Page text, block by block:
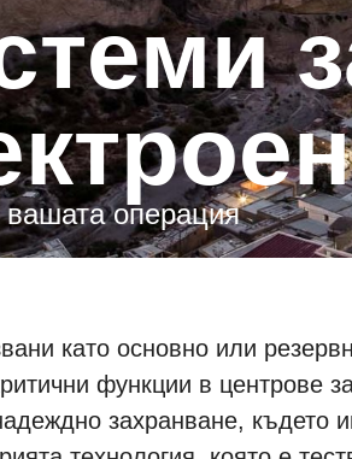
вашата операция
като основно или
функции в центрове
захранване, където